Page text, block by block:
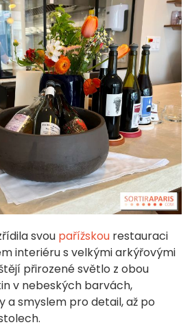
svou pařížskou restauraci
interiéru s velkými arkýřovými
přirozené světlo z obou
v nebeských barvách,
smyslem pro detail, až po